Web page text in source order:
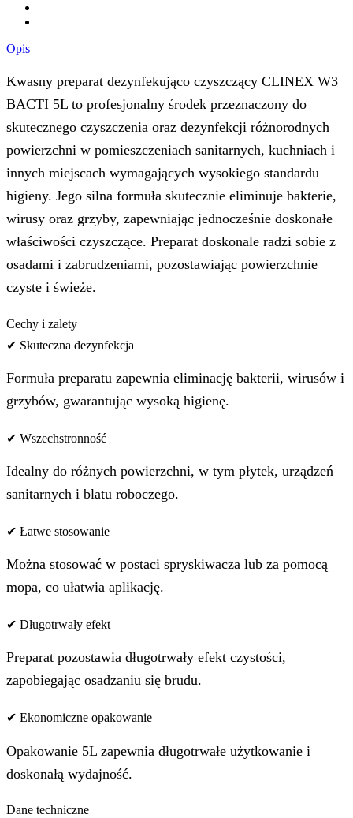
Opis
Kwasny preparat dezynfekująco czyszczący CLINEX W3
BACTI 5L to profesjonalny środek przeznaczony do
skutecznego czyszczenia oraz dezynfekcji różnorodnych
powierzchni w pomieszczeniach sanitarnych, kuchniach i
innych miejscach wymagających wysokiego standardu
higieny. Jego silna formuła skutecznie eliminuje bakterie,
wirusy oraz grzyby, zapewniając jednocześnie doskonałe
właściwości czyszczące. Preparat doskonale radzi sobie z
osadami i zabrudzeniami, pozostawiając powierzchnie
czyste i świeże.
Cechy i zalety
✔ Skuteczna dezynfekcja
Formuła preparatu zapewnia eliminację bakterii, wirusów i
grzybów, gwarantując wysoką higienę.
✔ Wszechstronność
Idealny do różnych powierzchni, w tym płytek, urządzeń
sanitarnych i blatu roboczego.
✔ Łatwe stosowanie
Można stosować w postaci spryskiwacza lub za pomocą
mopa, co ułatwia aplikację.
✔ Długotrwały efekt
Preparat pozostawia długotrwały efekt czystości,
zapobiegając osadzaniu się brudu.
✔ Ekonomiczne opakowanie
Opakowanie 5L zapewnia długotrwałe użytkowanie i
doskonałą wydajność.
Dane techniczne